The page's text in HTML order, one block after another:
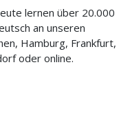
lernen über 20.000
an unseren
Hamburg, Frankfurt,
oder online.